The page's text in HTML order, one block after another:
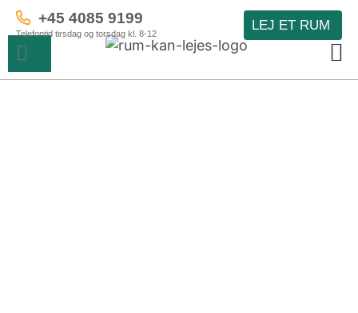
+45 4085 9199
Telefontid tirsdag og torsdag kl. 8-12
LEJ ET RUM